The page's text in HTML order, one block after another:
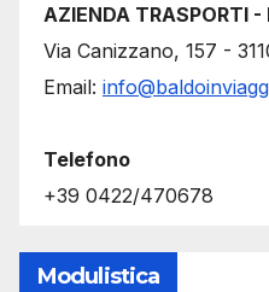
AZIENDA TRASPORTI -
Via Canizzano, 157 -
Email:
Telefono
+39 0422/470678
Modulistica